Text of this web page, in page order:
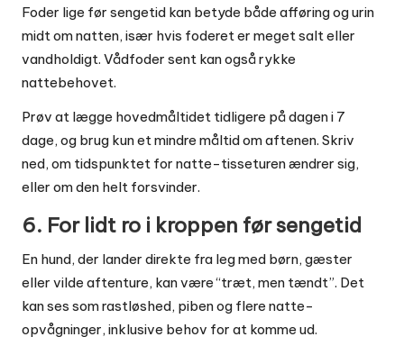
Foder lige før sengetid kan betyde både afføring og urin
midt om natten, især hvis foderet er meget salt eller
vandholdigt. Vådfoder sent kan også rykke
nattebehovet.
Prøv at lægge hovedmåltidet tidligere på dagen i 7
dage, og brug kun et mindre måltid om aftenen. Skriv
ned, om tidspunktet for natte-tisseturen ændrer sig,
eller om den helt forsvinder.
6. For lidt ro i kroppen før sengetid
En hund, der lander direkte fra leg med børn, gæster
eller vilde aftenture, kan være “træt, men tændt”. Det
kan ses som rastløshed, piben og flere natte-
opvågninger, inklusive behov for at komme ud.